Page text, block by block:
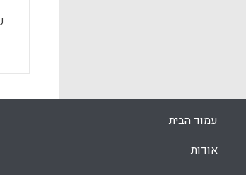
עמוד הבית
אודות